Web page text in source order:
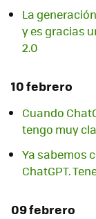
La
y es gracias
2.0
10 febrero
Cuando
tengo muy
Ya sabemos
ChatGPT.
09 febrero